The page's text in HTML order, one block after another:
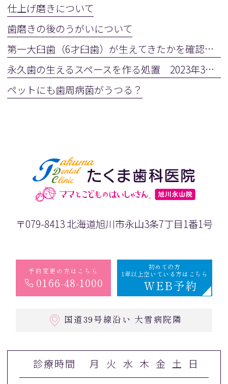
仕上げ磨きについて
歯磨きの後のうがいについて
第一大臼歯（6才臼歯）が生えてきたかを確認しましょう
永久歯の生えるスペースを作る処置 2023年3月28日(火)
ペットにも歯周病菌がうつる？
〒079-8413 北海道旭川市永山3条7丁目1番1号
予約変更の方はこちら
0166-48-1000
初めての方
1年以上空いている方はこちら
WEB予約
国道39号線沿い 大雪病院隣
診療時間 月 火 水 木 金 土 日